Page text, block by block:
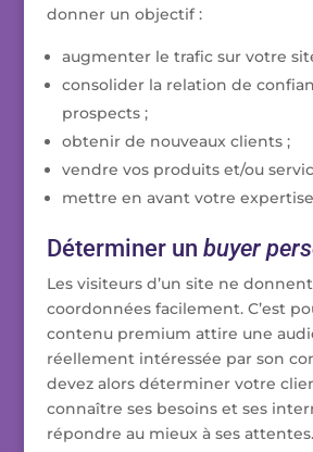
donner un objectif :
augmenter le trafic sur votre
consolider la relation de
prospects ;
obtenir de nouveaux clients ;
vendre vos produits et/ou
mettre en avant votre
Déterminer un buyer
Les visiteurs d’un site ne
coordonnées facilement. C’est
contenu premium attire une
réellement intéressée par son
devez alors déterminer votre
connaître ses besoins et ses
répondre au mieux à ses attentes.